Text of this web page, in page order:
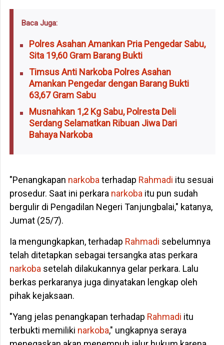
Baca Juga:
Polres Asahan Amankan Pria Pengedar Sabu,
Sita 19,60 Gram Barang Bukti
Timsus Anti Narkoba Polres Asahan
Amankan Pengedar dengan Barang Bukti
63,67 Gram Sabu
Musnahkan 1,2 Kg Sabu, Polresta Deli
Serdang Selamatkan Ribuan Jiwa Dari
Bahaya Narkoba
"Penangkapan narkoba terhadap Rahmadi itu sesuai
prosedur. Saat ini perkara narkoba itu pun sudah
bergulir di Pengadilan Negeri Tanjungbalai," katanya,
Jumat (25/7).
Ia mengungkapkan, terhadap Rahmadi sebelumnya
telah ditetapkan sebagai tersangka atas perkara
narkoba setelah dilakukannya gelar perkara. Lalu
berkas perkaranya juga dinyatakan lengkap oleh
pihak kejaksaan.
"Yang jelas penangkapan terhadap Rahmadi itu
terbukti memiliki narkoba," ungkapnya seraya